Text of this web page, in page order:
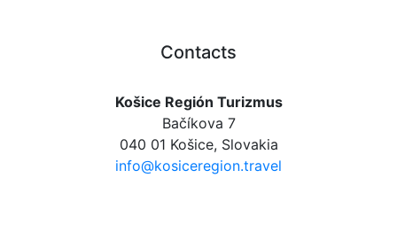
Contacts
Košice Región Turizmus
Bačíkova 7
040 01 Košice, Slovakia
info@kosiceregion.travel